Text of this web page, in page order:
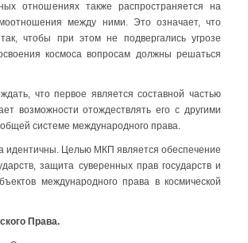
отношениях также распространяется на
между ними. Это означает, что
чтобы при этом не подвергались угрозе
космоса вопросам должны решаться
что первое является составной частью
возможности отождествлять его с другими
системе международного права.
идентичны. Целью МКП является обеспечение
защита суверенных прав государств и
международного права в космической
Права.